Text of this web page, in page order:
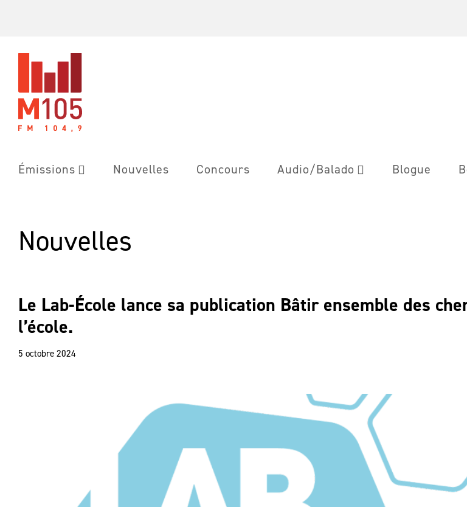
Émissions Nouvelles Concours Audio/Balado Blogue
Nouvelles
Le Lab-École lance sa publication Bâtir ensemble des
l’école.
5 octobre 2024